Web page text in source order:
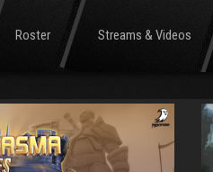
Roster Streams & Videos